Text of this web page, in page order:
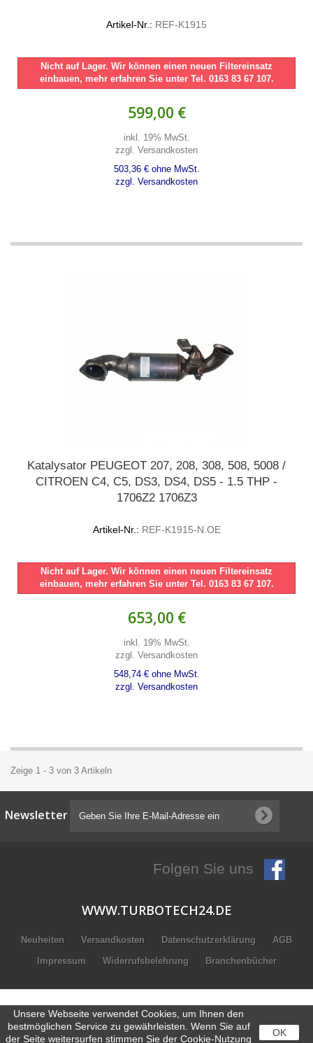
Artikel-Nr.: REF-K1915
Nicht auf Lager. Wir können einen neuen Filtereinsatz
einbauen, mehr erfahren Sie unter Tel. 0163 83 67 107.
599,00 €
inkl. 19% MwSt.
zzgl. Versandkosten
503,36 € ohne MwSt.
zzgl. Versandkosten
Katalysator PEUGEOT 207, 208, 308, 508, 5008 /
CITROEN C4, C5, DS3, DS4, DS5 - 1.5 THP -
1706Z2 1706Z3
Artikel-Nr.: REF-K1915-N.OE
Nicht auf Lager. Wir können einen neuen Filtereinsatz
einbauen, mehr erfahren Sie unter Tel. 0163 83 67 107.
653,00 €
inkl. 19% MwSt.
zzgl. Versandkosten
548,74 € ohne MwSt.
zzgl. Versandkosten
Zeige 1 - 3 von 3 Artikeln
Newsletter
Folgen Sie uns
WWW.TURBOTECH24.DE
Neuheiten Versandkosten Datenschutzerklärung
AGB
Impressum
Widerrufsbelehrung Branchenbücher
Unsere Webseite verwendet Cookies, um Ihnen den
bestmöglichen Service zu gewährleisten. Wenn Sie auf
der Seite weitersurfen stimmen Sie der Cookie-Nutzung
OK